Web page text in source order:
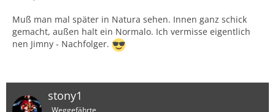
Muß man mal später in Natura sehen. Innen ganz schick
gemacht, außen halt ein Normalo. Ich vermisse eigentlich
nen Jimny - Nachfolger.
stony1
Weggefährte